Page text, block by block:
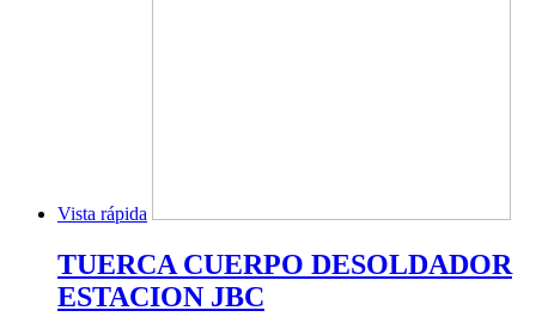
Vista rápida
TUERCA CUERPO DESOLDADOR
ESTACION JBC